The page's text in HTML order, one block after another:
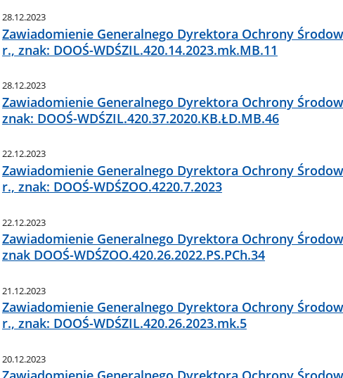
28.12.2023
Zawiadomienie Generalnego Dyrektora Ochrony
r., znak: DOOŚ-WDŚZIL.420.14.2023.mk.MB.11
28.12.2023
Zawiadomienie Generalnego Dyrektora Ochrony
znak: DOOŚ-WDŚZIL.420.37.2020.KB.ŁD.MB.46
22.12.2023
Zawiadomienie Generalnego Dyrektora Ochrony
r., znak: DOOŚ-WDŚZOO.4220.7.2023
22.12.2023
Zawiadomienie Generalnego Dyrektora Ochrony
znak DOOŚ-WDŚZOO.420.26.2022.PS.PCh.34
21.12.2023
Zawiadomienie Generalnego Dyrektora Ochrony
r., znak: DOOŚ-WDŚZIL.420.26.2023.mk.5
20.12.2023